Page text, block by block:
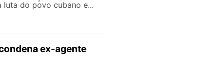
luta do povo cubano e...
ex-agente